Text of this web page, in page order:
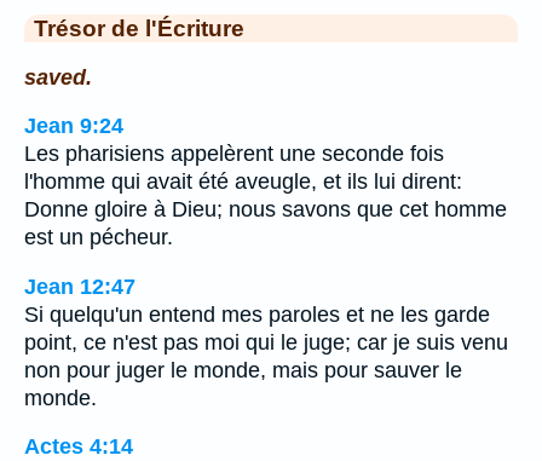
Trésor de l'Écriture
saved.
Jean 9:24
Les pharisiens appelèrent une seconde fois
l'homme qui avait été aveugle, et ils lui dirent:
Donne gloire à Dieu; nous savons que cet homme
est un pécheur.
Jean 12:47
Si quelqu'un entend mes paroles et ne les garde
point, ce n'est pas moi qui le juge; car je suis venu
non pour juger le monde, mais pour sauver le
monde.
Actes 4:14